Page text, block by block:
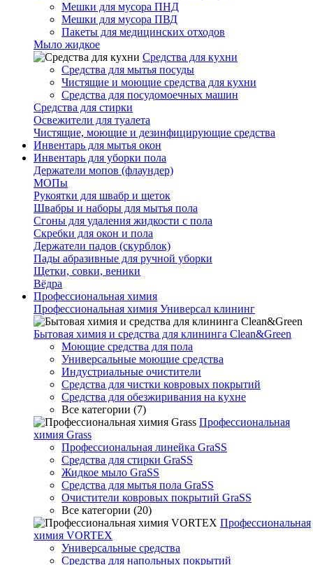
Мешки для мусора ПНД
Мешки для мусора ПВД
Пакеты для медицинских отходов
Мыло жидкое
Средства для кухни
Средства для мытья посуды
Чистящие и моющие средства для кухни
Средства для посудомоечных машин
Средства для стирки
Освежители для туалета
Чистящие, моющие и дезинфицирующие средства
Инвентарь для мытья окон
Инвентарь для уборки пола
Держатели мопов (флаундер)
МОПы
Рукоятки для швабр и щеток
Швабры и наборы для мытья пола
Сгоны для удаления жидкости с пола
Скребки для окон и пола
Держатели падов (скурблок)
Пады абразивные для ручной уборки
Щетки, совки, веники
Вёдра
Профессиональная химия
Профессиональная химия Универсал клининг
Бытовая химия и средства для клининга Clean&Green
Моющие средства для пола
Универсальные моющие средства
Индустриальные очистители
Средства для чистки ковровых покрытий
Средства для обезжиривания на кухне
Все категории (7)
Профессиональная
химия Grass
Профессиональная линейка GraSS
Средства для стирки GraSS
Жидкое мыло GraSS
Средства для мытья пола GraSS
Очистители ковровых покрытий GraSS
Все категории (20)
Профессиональная
химия VORTEX
Универсальные средства
Средства для напольных покрытий